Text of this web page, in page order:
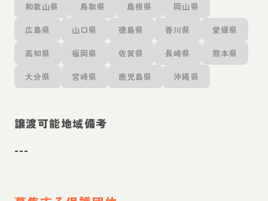
和歌山県 鳥取県 島根県 岡山県
広島県 山口県 徳島県 香川県 愛媛県
高知県 福岡県 佐賀県 長崎県 熊本県
大分県 宮崎県 鹿児島県 沖縄県
譲渡可能地域備考
---